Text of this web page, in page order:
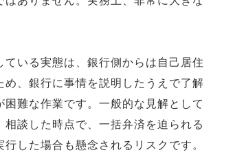
いる実態は、銀行側からは自己居住
、銀行に事情を説明したうえで了解
難な作業です。一般的な見解として
談した時点で、一括弁済を迫られる
した場合も懸念されるリスクです。